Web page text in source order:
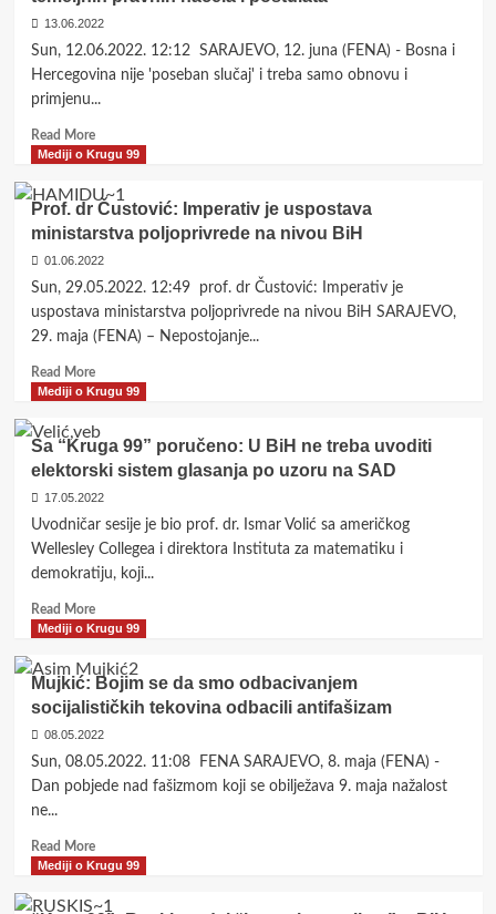
pretrpjela
posljedice
namjera
u
RS-
13.06.2022
Sun, 12.06.2022. 12:12 SARAJEVO, 12. juna (FENA) - Bosna i
Hercegovina nije 'poseban slučaj' i treba samo obnovu i
primjenu...
Read MoreRead
more
Hadžidedić:
BiH
je
potrebna
obnova
temeljnih
načela
postulata
Mediji o Krugu 99
Prof. dr Čustović: Imperativ je uspostava
ministarstva poljoprivrede na nivou BiH
01.06.2022
Sun, 29.05.2022. 12:49 prof. dr Čustović: Imperativ je
uspostava ministarstva poljoprivrede na nivou BiH SARAJEVO,
29. maja (FENA) – Nepostojanje...
Read MoreRead
more
Prof.
dr
Čustović:
Imperativ
ministarstva
poljoprivrede
nivou
Mediji o Krugu 99
Sa “Kruga 99” poručeno: U BiH ne treba uvoditi
elektorski sistem glasanja po uzoru na SAD
17.05.2022
Uvodničar sesije je bio prof. dr. Ismar Volić sa američkog
Wellesley Collegea i direktora Instituta za matematiku i
demokratiju, koji...
Read MoreRead
more
Sa
“Kruga
99”
poručeno:
U
ne
elektorski
glasanja
Mediji o Krugu 99
Mujkić: Bojim se da smo odbacivanjem
socijalističkih tekovina odbacili antifašizam
08.05.2022
Sun, 08.05.2022. 11:08 FENA SARAJEVO, 8. maja (FENA) -
Dan pobjede nad fašizmom koji se obilježava 9. maja nažalost
ne...
Read MoreRead
more
Mujkić:
Mediji o Krugu 99